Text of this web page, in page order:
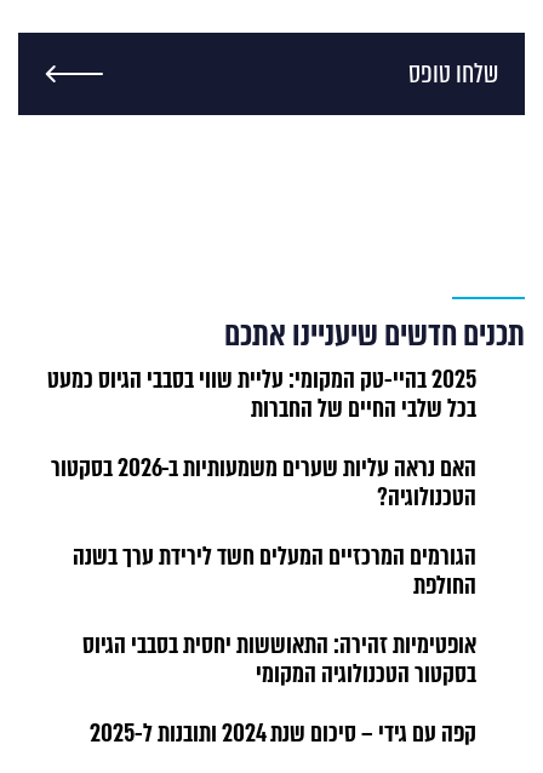
שלחו טופס
תכנים חדשים שיעניינו אתכם
2025 בהיי-טק המקומי: עליית שווי בסבבי הגיוס כמעט
בכל שלבי החיים של החברות
האם נראה עליות שערים משמעותיות ב-2026 בסקטור
הטכנולוגיה?
הגורמים המרכזיים המעלים חשד לירידת ערך בשנה
החולפת
אופטימיות זהירה: התאוששות יחסית בסבבי הגיוס
בסקטור הטכנולוגיה המקומי
קפה עם גידי – סיכום שנת 2024 ותובנות ל-2025